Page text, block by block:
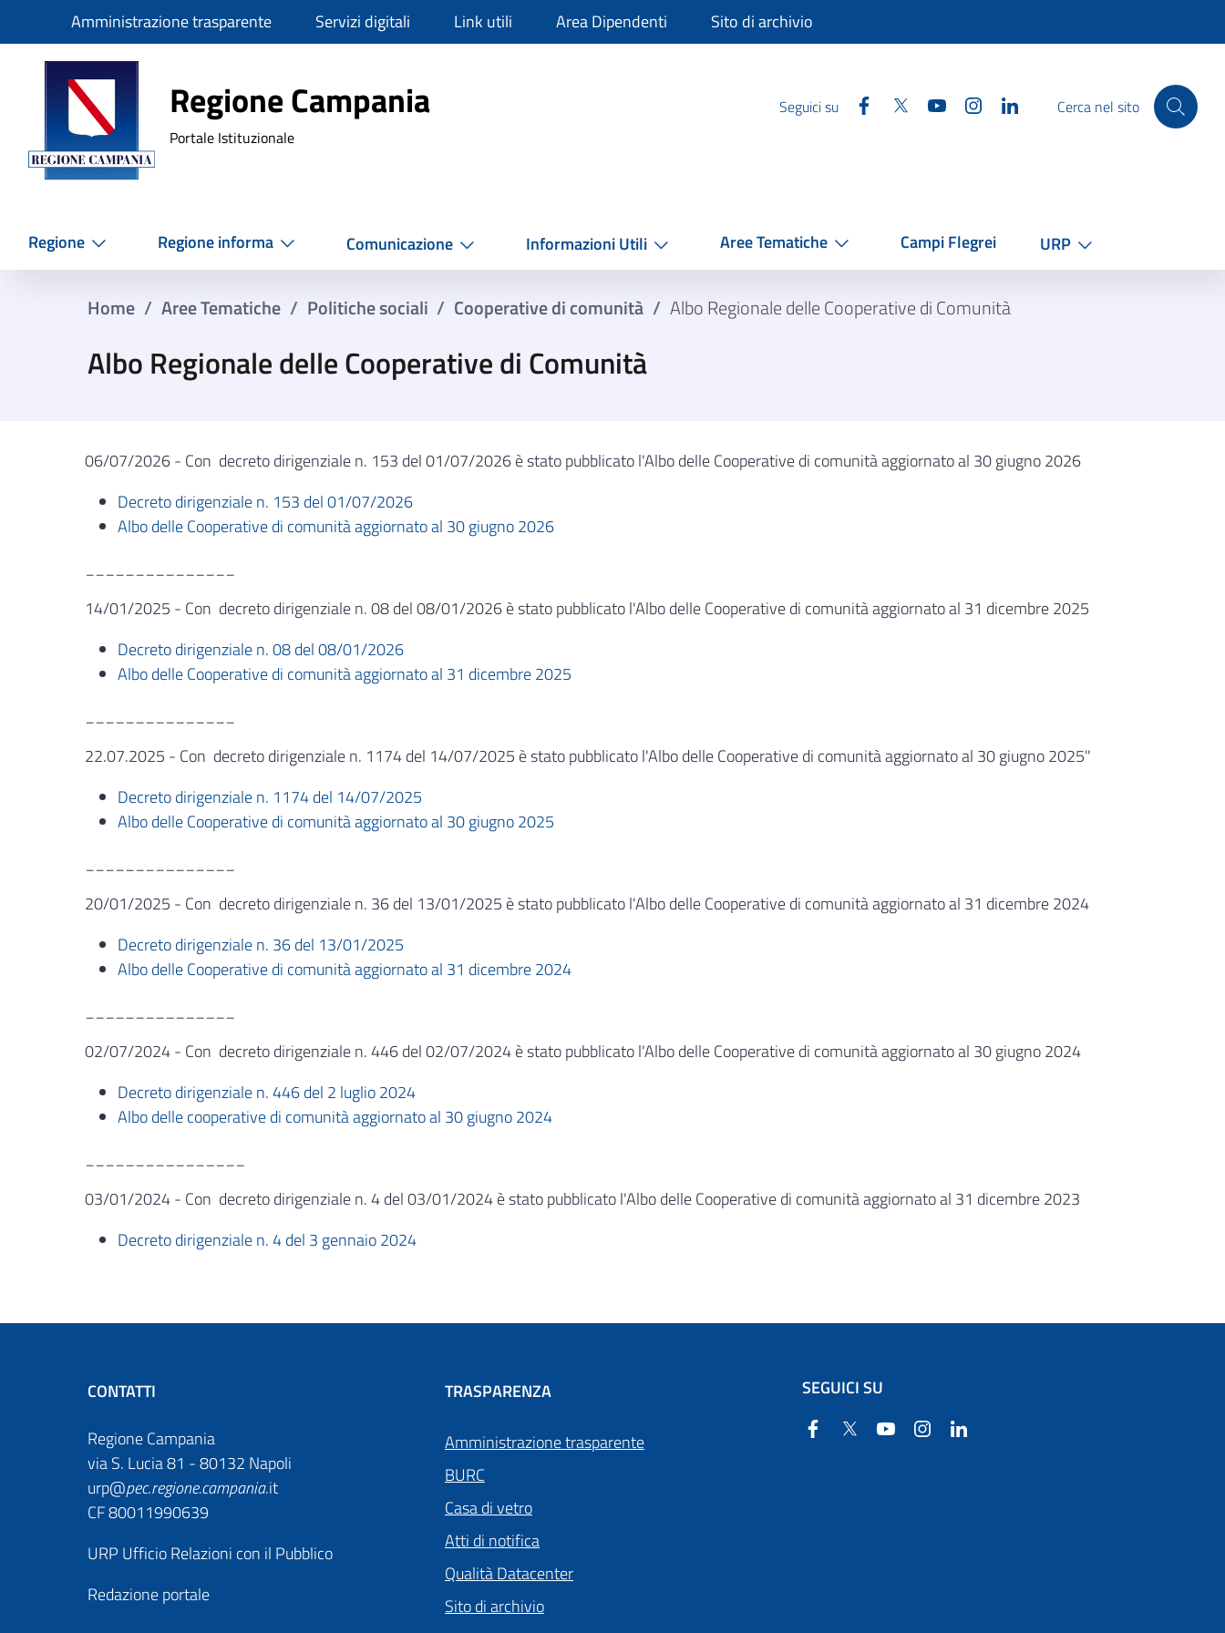
SlimAmministrazione trasparente Servizi digitali Link utili Area Dipendenti Sito di archivio
Regione Campania
Regione Campania
Portale Istituzionale
Seguici su Facebook
Twitter YouTube InstagramLinkedinCerca nel sito
Regione Regione informa Comunicazione Informazioni Utili Aree Tematiche Campi Flegrei URP
Home / Aree Tematiche / Politiche sociali / Cooperative di comunità / Albo Regionale delle Cooperative di Comunità
Albo Regionale delle Cooperative di Comunità
06/07/2026 - Con decreto dirigenziale n. 153 del 01/07/2026 è stato pubblicato l'Albo delle Cooperative di comunità aggiornato al 30 giugno 2026
Decreto dirigenziale n. 153 del 01/07/2026
Albo delle Cooperative di comunità aggiornato al 30 giugno 2026
14/01/2025 - Con decreto dirigenziale n. 08 del 08/01/2026 è stato pubblicato l'Albo delle Cooperative di comunità aggiornato al 31 dicembre 2025
Decreto dirigenziale n. 08 del 08/01/2026
Albo delle Cooperative di comunità aggiornato al 31 dicembre 2025
22.07.2025 - Con decreto dirigenziale n. 1174 del 14/07/2025 è stato pubblicato l'Albo delle Cooperative di comunità aggiornato al 30 giugno 2025"
Decreto dirigenziale n. 1174 del 14/07/2025
Albo delle Cooperative di comunità aggiornato al 30 giugno 2025
20/01/2025 - Con decreto dirigenziale n. 36 del 13/01/2025 è stato pubblicato l'Albo delle Cooperative di comunità aggiornato al 31 dicembre 2024
Decreto dirigenziale n. 36 del 13/01/2025
Albo delle Cooperative di comunità aggiornato al 31 dicembre 2024
02/07/2024 - Con decreto dirigenziale n. 446 del 02/07/2024 è stato pubblicato l'Albo delle Cooperative di comunità aggiornato al 30 giugno 2024
Decreto dirigenziale n. 446 del 2 luglio 2024
Albo delle cooperative di comunità aggiornato al 30 giugno 2024
03/01/2024 - Con decreto dirigenziale n. 4 del 03/01/2024 è stato pubblicato l'Albo delle Cooperative di comunità aggiornato al 31 dicembre 2023
Decreto dirigenziale n. 4 del 3 gennaio 2024
CONTATTI
Regione Campania
via S. Lucia 81 - 80132 Napoli
urp@pec.regione.campania.it
CF 80011990639
URP Ufficio Relazioni con il Pubblico
Redazione portale
TRASPARENZA
Amministrazione trasparente
BURC
Casa di vetro
Atti di notifica
Qualità Datacenter
Sito di archivio
SEGUICI SU
Facebook
Twitter YouTube Instagram